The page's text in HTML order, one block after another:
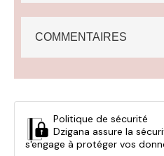
COMMENTAIRES
Politique de sécurité
Dzigana assure la
s'engage à protéger vos